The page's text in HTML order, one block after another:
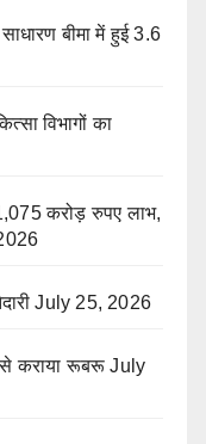
बीमा में हुई 3.6
विभागों का
करोड़ रुपए लाभ,
July 25, 2026
कराया रूबरू July